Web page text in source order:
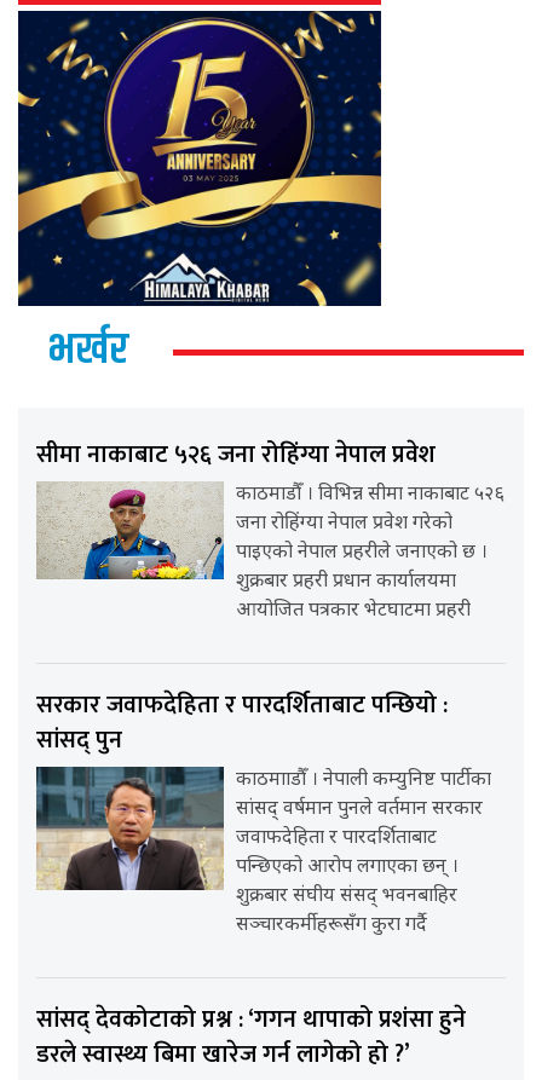
भर्खर
सीमा नाकाबाट ५२६ जना रोहिंग्या नेपाल प्रवेश
काठमाडौँ । विभिन्न सीमा नाकाबाट ५२६
जना रोहिंग्या नेपाल प्रवेश गरेको
पाइएको नेपाल प्रहरीले जनाएको छ ।
शुक्रबार प्रहरी प्रधान कार्यालयमा
आयोजित पत्रकार भेटघाटमा प्रहरी
सरकार जवाफदेहिता र पारदर्शिताबाट पन्छियो :
सांसद् पुन
काठमााडौँ । नेपाली कम्युनिष्ट पार्टीका
सांसद् वर्षमान पुनले वर्तमान सरकार
जवाफदेहिता र पारदर्शिताबाट
पन्छिएको आरोप लगाएका छन् ।
शुक्रबार संघीय संसद् भवनबाहिर
सञ्चारकर्मीहरूसँग कुरा गर्दै
सांसद् देवकोटाको प्रश्न : ‘गगन थापाको प्रशंसा हुने
डरले स्वास्थ्य बिमा खारेज गर्न लागेको हो ?’